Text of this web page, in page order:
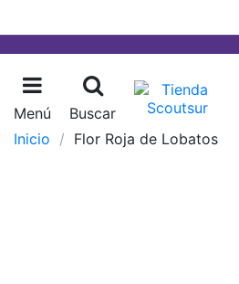
Menú Buscar
Inicio
Flor Roja de Lobatos